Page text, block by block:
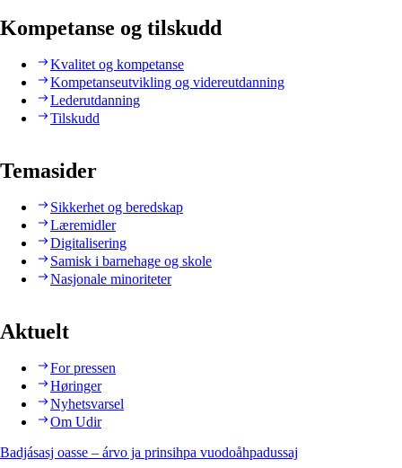
Kompetanse og tilskudd
Kvalitet og kompetanse
Kompetanseutvikling og videreutdanning
Lederutdanning
Tilskudd
Temasider
Sikkerhet og beredskap
Læremidler
Digitalisering
Samisk i barnehage og skole
Nasjonale minoriteter
Aktuelt
For pressen
Høringer
Nyhetsvarsel
Om Udir
Badjásasj oasse – árvo ja prinsihpa vuodoåhpadussaj